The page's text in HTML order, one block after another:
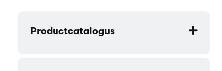
Productcatalogus